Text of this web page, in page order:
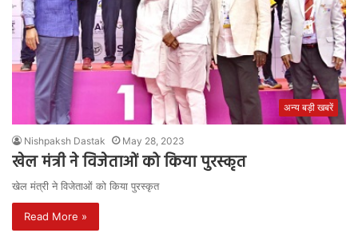
अन्य बड़ी खबरें
Nishpaksh Dastak May 28, 2023
खेल मंत्री ने विजेताओं को किया पुरस्कृत
खेल मंत्री ने विजेताओं को किया पुरस्कृत
Read More »